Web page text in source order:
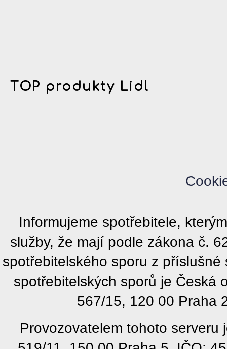
TOP produkty Lidl
Informujeme spotřebitele,
služby, že mají podle zákona č.
spotřebitelského sporu z
spotřebitelských sporů je Česká
567/15, 120 00 Praha
Provozovatelem tohoto